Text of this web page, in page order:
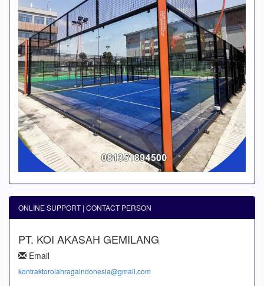
ONLINE SUPPORT | CONTACT PERSON
PT. KOI AKASAH GEMILANG
Email
kontraktorolahragaindonesia@gmail.com